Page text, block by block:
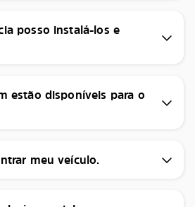
posso instalá-los e
estão disponíveis para o
meu veículo.